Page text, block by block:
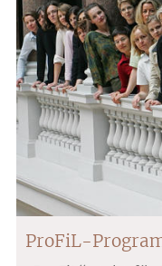
ProFiL-